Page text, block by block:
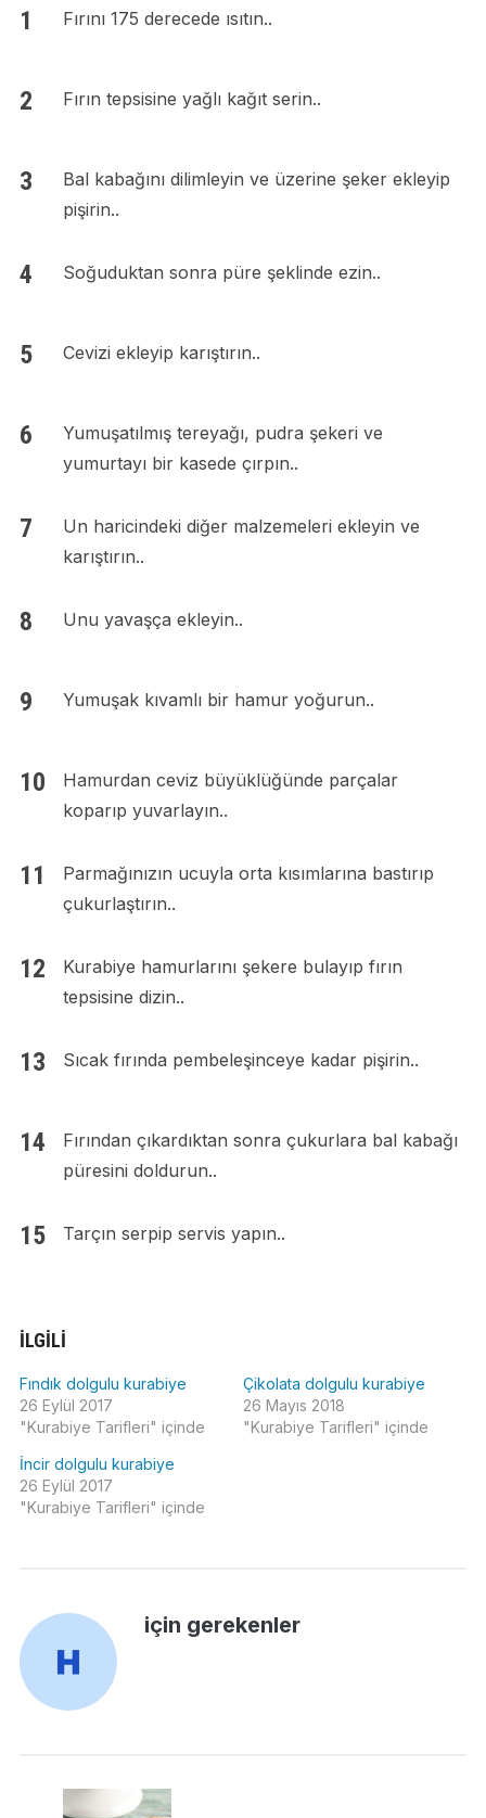
Fırını 175 derecede ısıtın..
Fırın tepsisine yağlı kağıt serin..
Bal kabağını dilimleyin ve üzerine şeker ekleyip
pişirin..
Soğuduktan sonra püre şeklinde ezin..
Cevizi ekleyip karıştırın..
Yumuşatılmış tereyağı, pudra şekeri ve
yumurtayı bir kasede çırpın..
Un haricindeki diğer malzemeleri ekleyin ve
karıştırın..
Unu yavaşça ekleyin..
Yumuşak kıvamlı bir hamur yoğurun..
Hamurdan ceviz büyüklüğünde parçalar
koparıp yuvarlayın..
Parmağınızın ucuyla orta kısımlarına bastırıp
çukurlaştırın..
Kurabiye hamurlarını şekere bulayıp fırın
tepsisine dizin..
Sıcak fırında pembeleşinceye kadar pişirin..
Fırından çıkardıktan sonra çukurlara bal kabağı
püresini doldurun..
Tarçın serpip servis yapın..
İLGILI
Fındık dolgulu kurabiye
26 Eylül 2017
"Kurabiye Tarifleri" içinde
Çikolata dolgulu kurabiye
26 Mayıs 2018
"Kurabiye Tarifleri" içinde
İncir dolgulu kurabiye
26 Eylül 2017
"Kurabiye Tarifleri" içinde
için gerekenler